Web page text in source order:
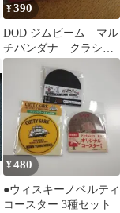
¥390
DOD ジムビーム マル
チバンダナ クラシッ
クアメリカ jimbeam
¥480
●ウィスキーノベルティ
コースター 3種セット